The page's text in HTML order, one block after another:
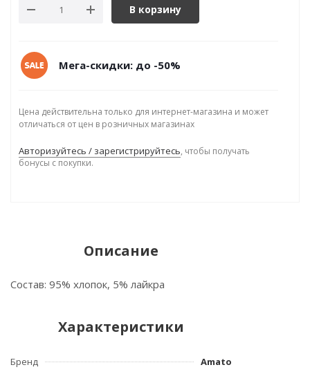
В корзину
Мега-скидки: до -50%
Цена действительна только для интернет-магазина и может
отличаться от цен в розничных магазинах
Авторизуйтесь / зарегистрируйтесь, чтобы получать
бонусы с покупки.
Описание
Состав: 95% хлопок, 5% лайкра
Характеристики
Бренд
Amato